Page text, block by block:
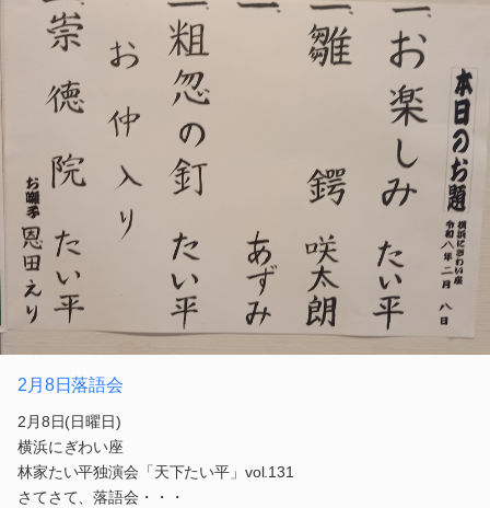
2月8日落語会
2月8日(日曜日)
横浜にぎわい座
林家たい平独演会「天下たい平」vol.131
さてさて、落語会・・・